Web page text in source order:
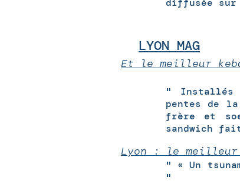
diffusée sur
LYON MAG
Et le meilleur
" Installés
pentes de
frère et
sandwich
Lyon : le meilleur
" « Un
"